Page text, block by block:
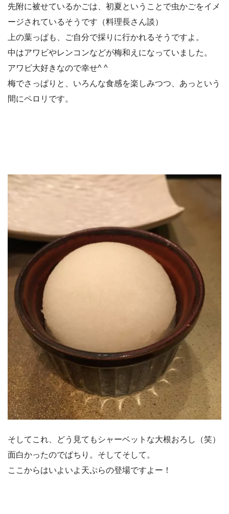
先附に被せているかごは、初夏ということで虫かごをイメ
ージされているそうです（料理長さん談）
上の葉っぱも、ご自分で採りに行かれるそうですよ。
中はアワビやレンコンなどが梅和えになっていました。
アワビ大好きなので幸せ^ ^
梅でさっぱりと、いろんな食感を楽しみつつ、あっという
間にペロリです。
そしてこれ、どう見てもシャーベットな大根おろし（笑）
面白かったのでぱちり。そしてそして。
ここからはいよいよ天ぷらの登場ですよー！